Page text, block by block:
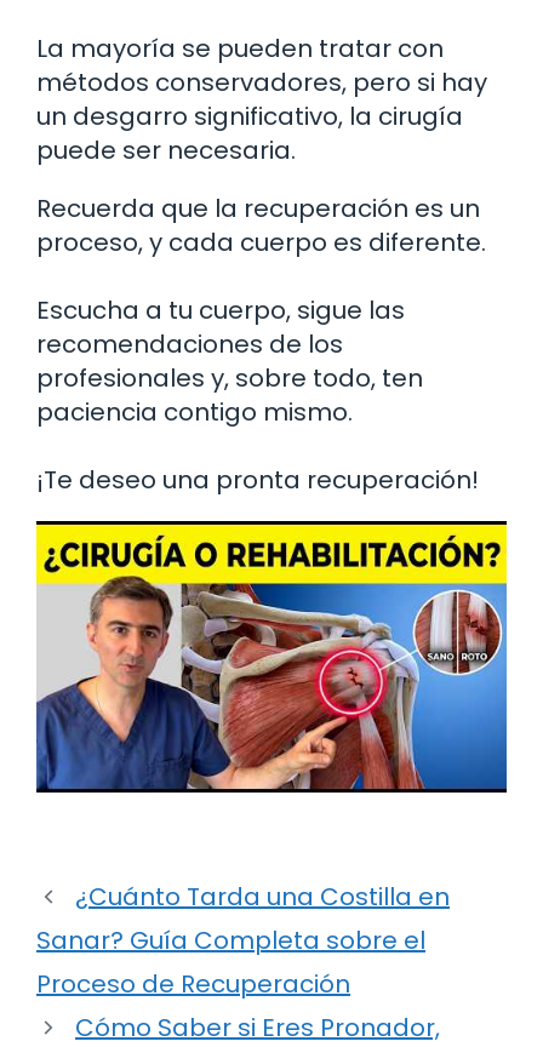
La mayoría se pueden tratar con
métodos conservadores, pero si hay
un desgarro significativo, la cirugía
puede ser necesaria.
Recuerda que la recuperación es un
proceso, y cada cuerpo es diferente.
Escucha a tu cuerpo, sigue las
recomendaciones de los
profesionales y, sobre todo, ten
paciencia contigo mismo.
¡Te deseo una pronta recuperación!
¿Cuánto Tarda una Costilla en
Sanar? Guía Completa sobre el
Proceso de Recuperación
Cómo Saber si Eres Pronador,